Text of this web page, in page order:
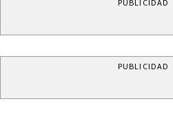
PUBLICIDAD
PUBLICIDAD